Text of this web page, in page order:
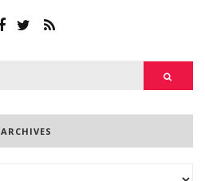
ARCHIVES